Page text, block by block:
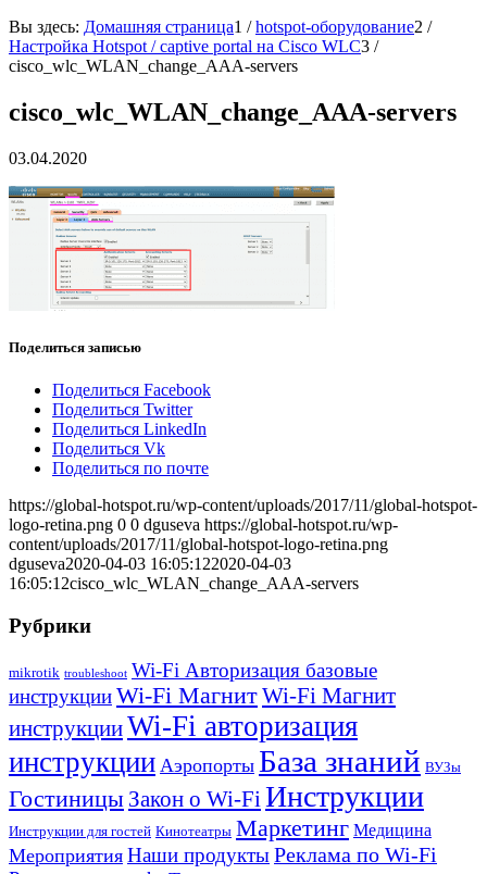
Вы здесь: Домашняя страница1 / hotspot-оборудование2 /
Настройка Hotspot / captive portal на Cisco WLC3 /
cisco_wlc_WLAN_change_AAA-servers
cisco_wlc_WLAN_change_AAA-servers
03.04.2020
Поделиться записью
Поделиться Facebook
Поделиться Twitter
Поделиться LinkedIn
Поделиться Vk
Поделиться по почте
https://global-hotspot.ru/wp-content/uploads/2017/11/global-hotspot-
logo-retina.png 0 0 dguseva https://global-hotspot.ru/wp-
content/uploads/2017/11/global-hotspot-logo-retina.png
dguseva2020-04-03 16:05:122020-04-03
16:05:12cisco_wlc_WLAN_change_AAA-servers
Рубрики
mikrotik troubleshoot Wi-Fi Авторизация базовые
инструкцииWi-Fi МагнитWi-Fi Магнит
инструкцииWi-Fi авторизация
инструкции Аэропорты База знаний ВУЗы
Гостиницы Закон о Wi-Fi Инструкции
Инструкции для гостей Кинотеатры Маркетинг Медицина
Мероприятия Наши продуктыРеклама по Wi-Fi